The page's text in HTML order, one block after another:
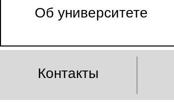
Об университете
Контакты